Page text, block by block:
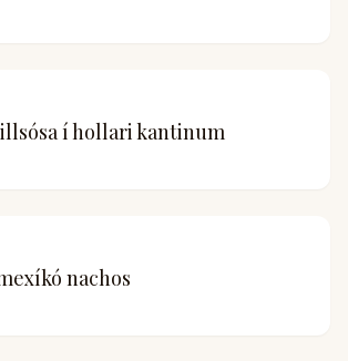
í hollari kantinum
nachos